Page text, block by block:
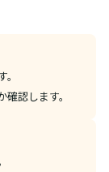
認します。